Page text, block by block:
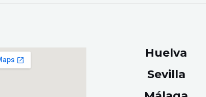
Huelva
Sevilla